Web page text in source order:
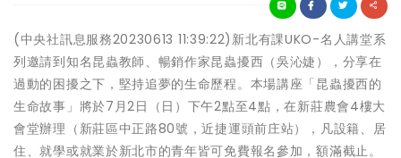
(中央社訊息服務20230613 11:39:22)新北有課UKO-名人講堂系
列邀請到知名昆蟲教師、暢銷作家昆蟲擾西（吳沁婕），分享在
過動的困擾之下，堅持追夢的生命歷程。本場講座「昆蟲擾西的
生命故事」將於7月2日（日）下午2點至4點，在新莊農會4樓大
會堂辦理（新莊區中正路80號，近捷運頭前庄站），凡設籍、居
住、就學或就業於新北市的青年皆可免費報名參加，額滿截止。